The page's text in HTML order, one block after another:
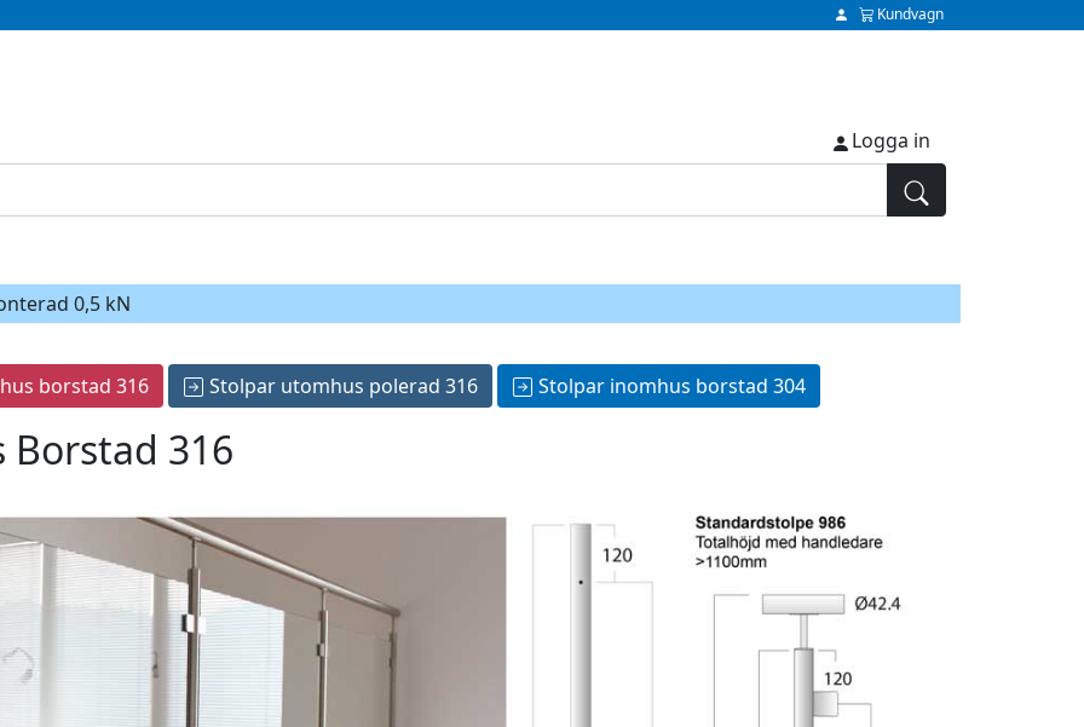
Kundvagn
Logga in
0,5 kN
borstad 316 Stolpar utomhus polerad 316 Stolpar inomhus borstad 304
316